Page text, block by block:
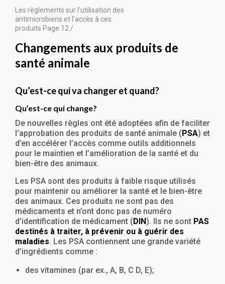
Les règlements sur l’utilisation des
antimicrobiens et l’accès à ces
produits Page 12 /
Changements aux produits de
santé animale
Qu’est-ce qui va changer et quand?
Qu’est-ce qui change?
De nouvelles règles ont été adoptées afin de faciliter
l’approbation des produits de santé animale (PSA) et
d’en accélérer l’accès comme outils additionnels
pour le maintien et l’amélioration de la santé et du
bien-être des animaux.
Les PSA sont des produits à faible risque utilisés
pour maintenir ou améliorer la santé et le bien-être
des animaux. Ces produits ne sont pas des
médicaments et n’ont donc pas de numéro
d’identification de médicament (DIN). Ils ne sont PAS
destinés à traiter, à prévenir ou à guérir des
maladies. Les PSA contiennent une grande variété
d’ingrédients comme :
des vitamines (par ex., A, B, C D, E);